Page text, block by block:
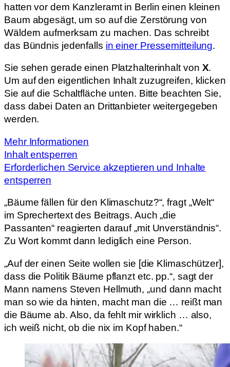
hatten vor dem Kanzleramt in Berlin einen kleinen
Baum abgesägt, um so auf die Zerstörung von
Wäldern aufmerksam zu machen. Das schreibt
das Bündnis jedenfalls in einer Pressemitteilung.
Sie sehen gerade einen Platzhalterinhalt von X.
Um auf den eigentlichen Inhalt zuzugreifen, klicken
Sie auf die Schaltfläche unten. Bitte beachten Sie,
dass dabei Daten an Drittanbieter weitergegeben
werden.
Mehr Informationen
Inhalt entsperren
Erforderlichen Service akzeptieren und Inhalte
entsperren
„Bäume fällen für den Klimaschutz?“, fragt „Welt“
im Sprechertext des Beitrags. Auch „die
Passanten“ reagierten darauf „mit Unverständnis“.
Zu Wort kommt dann lediglich eine Person.
„Auf der einen Seite wollen sie [die Klimaschützer],
dass die Politik Bäume pflanzt etc. pp.“, sagt der
Mann namens Steven Hellmuth, „und dann macht
man so wie da hinten, macht man die … reißt man
die Bäume ab. Also, da fehlt mir wirklich … also,
ich weiß nicht, ob die nix im Kopf haben.“